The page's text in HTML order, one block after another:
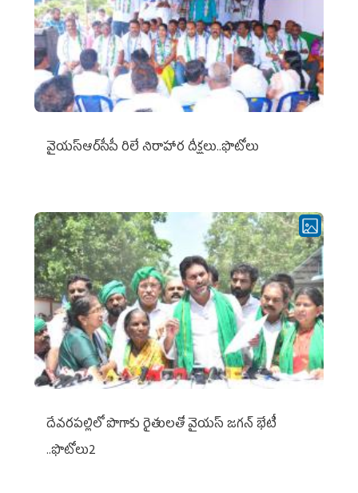
వైయ‌స్ఆర్‌సీపీ రిలే నిరాహార దీక్షలు..ఫొటోలు
దేవరపల్లిలో పొగాకు రైతులతో వైయస్ జగన్ భేటీ
..ఫొటోలు2